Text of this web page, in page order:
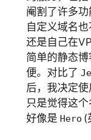
阉割了许多
自定义域名
还是自己在
简单的静态
便。对比了
后，我决定使
只是觉得这
好像是 Hero (